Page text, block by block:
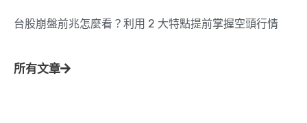
台股崩盤前兆怎麼看？利用 2 大特點提前掌握空頭行情
所有文章